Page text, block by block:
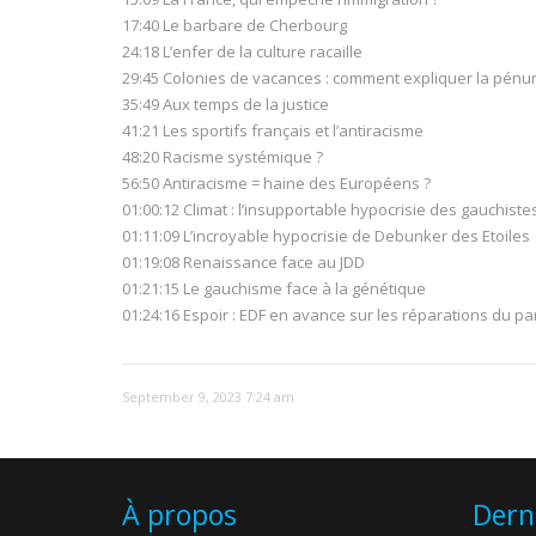
17:40 Le barbare de Cherbourg
24:18 L’enfer de la culture racaille
29:45 Colonies de vacances : comment expliquer la
35:49 Aux temps de la justice
41:21 Les sportifs français et l’antiracisme
48:20 Racisme systémique ?
56:50 Antiracisme = haine des Européens ?
01:00:12 Climat : l’insupportable hypocrisie des
01:11:09 L’incroyable hypocrisie de Debunker des Etoiles
01:19:08 Renaissance face au JDD
01:21:15 Le gauchisme face à la génétique
01:24:16 Espoir : EDF en avance sur les réparations du
September 9, 2023 7:24 am
À propos